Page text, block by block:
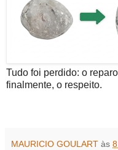
Tudo foi perdido: o
finalmente, o respeito.
MAURICIO GOULART às